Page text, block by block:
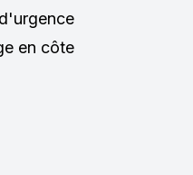
en côte